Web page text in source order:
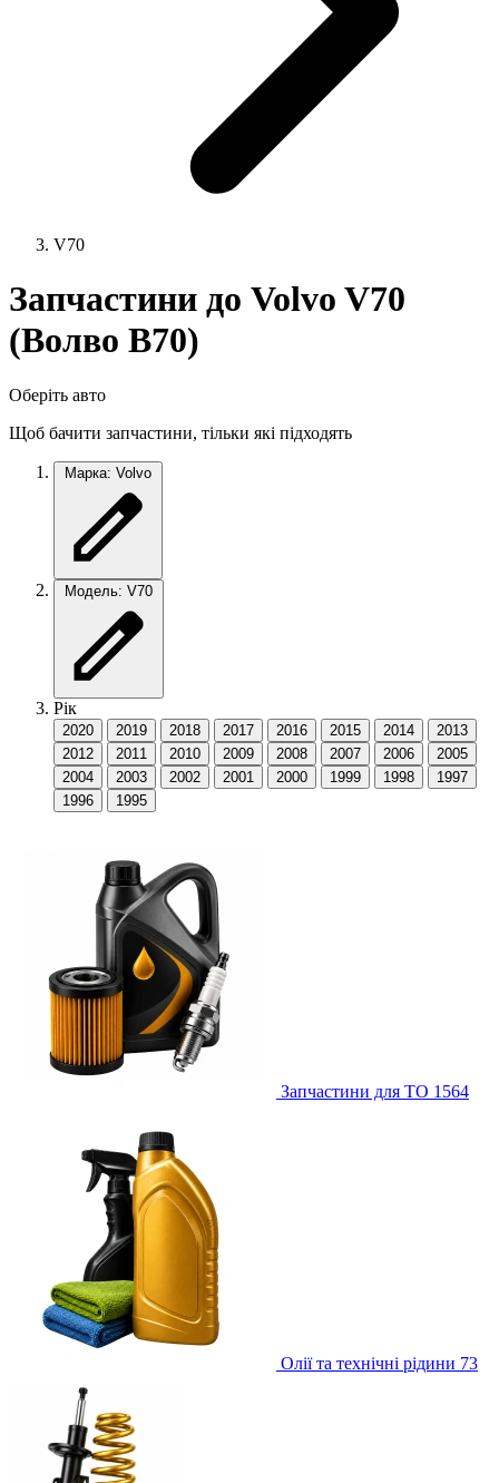
V70
Запчастини до Volvo V70
(Волво В70)
Оберіть авто
Щоб бачити запчастини, тільки які підходять
Марка: Volvo
Модель: V70
Рік
2020 2019 2018 2017 2016 2015 2014
2013
2012
2011 2010 2009 2008 2007 2006
2005
2004
2003 2002 2001 2000 1999 1998
1997
1996
1995
Запчастини для ТО 1564
Олії та технічні рідини 73